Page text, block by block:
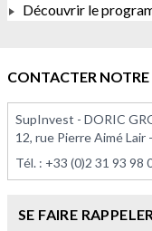
À PARTIR DE 375
Découvrir le
CONTACTER
SupInvest - DORIC
12, rue Pierre Aimé Lair
Tél. : +33 (0)2 31 93 98
SE FAIRE